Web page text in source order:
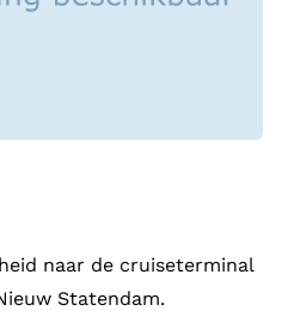
naar de cruiseterminal
Statendam.